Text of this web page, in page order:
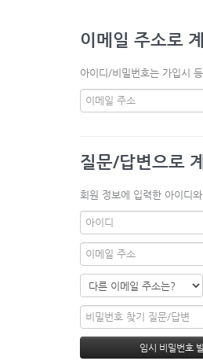
이메일 주소로
아이디/비밀번호는 가입시
질문/답변으로
회원 정보에 입력한 아이디